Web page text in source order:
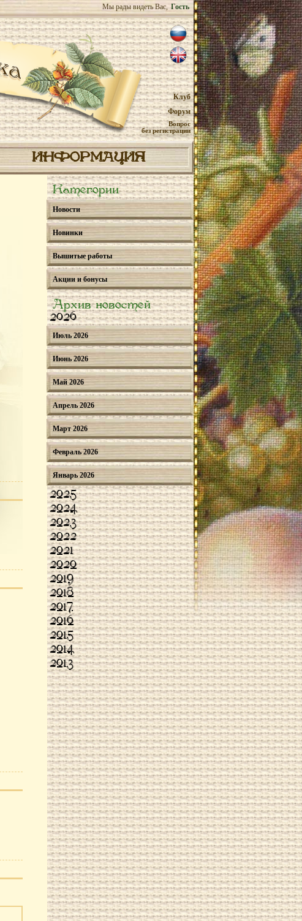
Мы рады видеть Вас, Гость
Клуб
Форум
Вопрос
без регистрации
ИНФОРМАЦИЯ
Категории
Новости
Новинки
Вышитые работы
Акции и бонусы
Архив новостей
2026
Июль 2026
Июнь 2026
Май 2026
Апрель 2026
Март 2026
Февраль 2026
Январь 2026
2025
2024
2023
2022
2021
2020
2019
2018
2017
2016
2015
2014
2013